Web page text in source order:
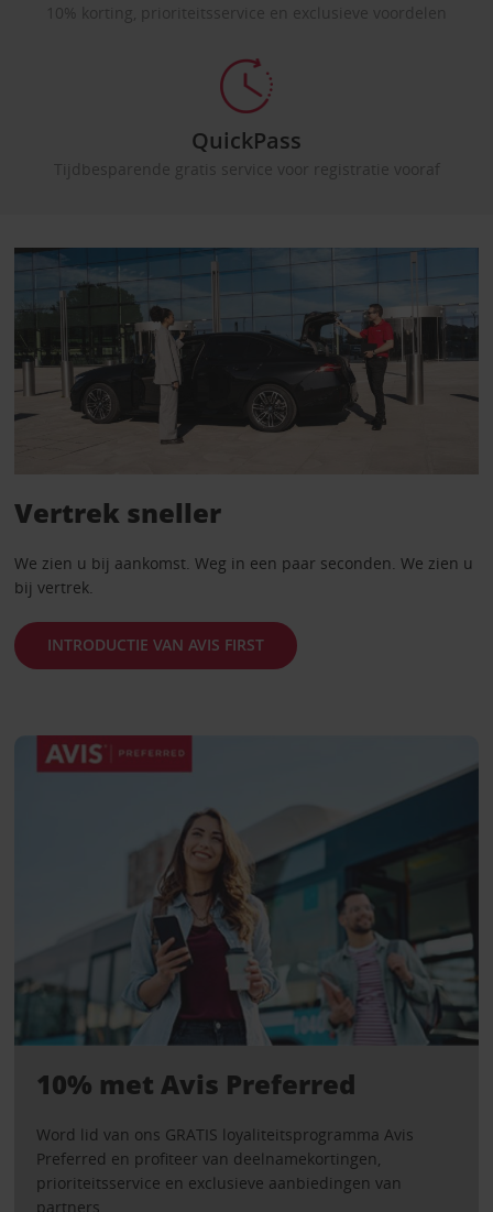
10% korting, prioriteitsservice en exclusieve voordelen
QuickPass
Tijdbesparende gratis service voor registratie vooraf
Vertrek sneller
We zien u bij aankomst. Weg in een paar seconden. We zien u
bij vertrek.
INTRODUCTIE VAN AVIS FIRST
10% met Avis Preferred
Word lid van ons GRATIS loyaliteitsprogramma Avis
Preferred en profiteer van deelnamekortingen,
prioriteitsservice en exclusieve aanbiedingen van
partners.